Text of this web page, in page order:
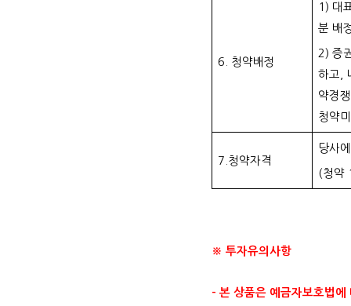
6. 청약배정
1) 대
분 배
2) 증
하고,
약경
청약
7.청약자격
당사
(청약
※ 투자유의사항
- 본 상품은 예금자보호법에